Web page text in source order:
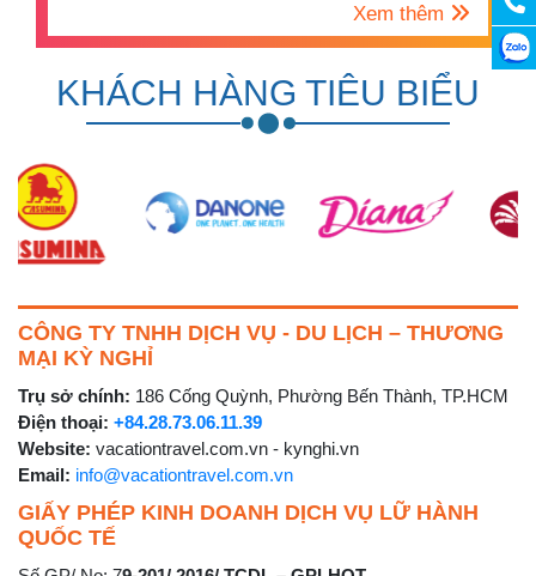
Xem thêm
KHÁCH HÀNG TIÊU BIỂU
CÔNG TY TNHH DỊCH VỤ - DU LỊCH – THƯƠNG
MẠI KỲ NGHỈ
Trụ sở chính: 186 Cống Quỳnh, Phường Bến Thành, TP.HCM
Điện thoại: +84.28.73.06.11.39
Website: vacationtravel.com.vn - kynghi.vn
Email: info@vacationtravel.com.vn
GIẤY PHÉP KINH DOANH DỊCH VỤ LỮ HÀNH
QUỐC TẾ